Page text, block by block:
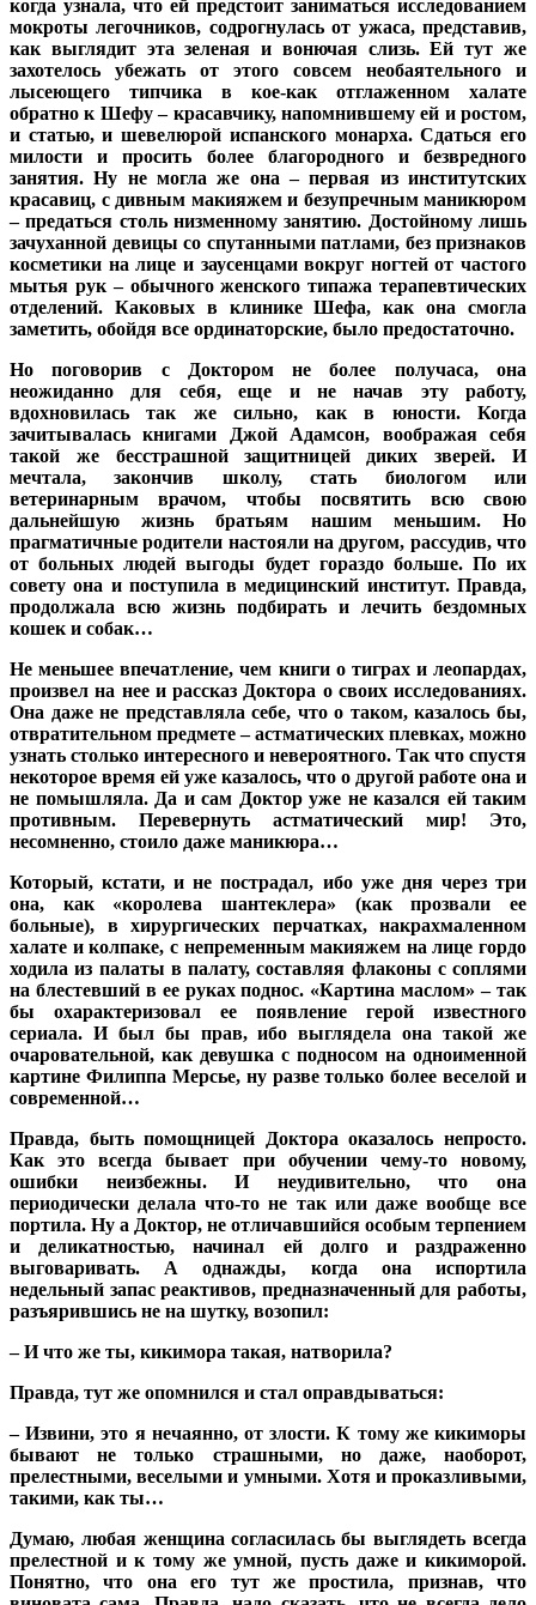
когда узнала, что ей предстоит заниматься исследованием
мокроты легочников, содрогнулась от ужаса, представив,
как выглядит эта зеленая и вонючая слизь. Ей тут же
захотелось убежать от этого совсем необаятельного и
лысеющего типчика в кое-как отглаженном халате
обратно к Шефу – красавчику, напомнившему ей и ростом,
и статью, и шевелюрой испанского монарха. Сдаться его
милости и просить более благородного и безвредного
занятия. Ну не могла же она – первая из институтских
красавиц, с дивным макияжем и безупречным маникюром
– предаться столь низменному занятию. Достойному лишь
зачуханной девицы со спутанными патлами, без признаков
косметики на лице и заусенцами вокруг ногтей от частого
мытья рук – обычного женского типажа терапевтических
отделений. Каковых в клинике Шефа, как она смогла
заметить, обойдя все ординаторские, было предостаточно.
Но поговорив с Доктором не более получаса, она
неожиданно для себя, еще и не начав эту работу,
вдохновилась так же сильно, как в юности. Когда
зачитывалась книгами Джой Адамсон, воображая себя
такой же бесстрашной защитницей диких зверей. И
мечтала, закончив школу, стать биологом или
ветеринарным врачом, чтобы посвятить всю свою
дальнейшую жизнь братьям нашим меньшим. Но
прагматичные родители настояли на другом, рассудив, что
от больных людей выгоды будет гораздо больше. По их
совету она и поступила в медицинский институт. Правда,
продолжала всю жизнь подбирать и лечить бездомных
кошек и собак…
Не меньшее впечатление, чем книги о тиграх и леопардах,
произвел на нее и рассказ Доктора о своих исследованиях.
Она даже не представляла себе, что о таком, казалось бы,
отвратительном предмете – астматических плевках, можно
узнать столько интересного и невероятного. Так что спустя
некоторое время ей уже казалось, что о другой работе она и
не помышляла. Да и сам Доктор уже не казался ей таким
противным. Перевернуть астматический мир! Это,
несомненно, стоило даже маникюра…
Который, кстати, и не пострадал, ибо уже дня через три
она, как «королева шантеклера» (как прозвали ее
больные), в хирургических перчатках, накрахмаленном
халате и колпаке, с непременным макияжем на лице гордо
ходила из палаты в палату, составляя флаконы с соплями
на блестевший в ее руках поднос. «Картина маслом» – так
бы охарактеризовал ее появление герой известного
сериала. И был бы прав, ибо выглядела она такой же
очаровательной, как девушка с подносом на одноименной
картине Филиппа Мерсье, ну разве только более веселой и
современной…
Правда, быть помощницей Доктора оказалось непросто.
Как это всегда бывает при обучении чему-то новому,
ошибки неизбежны. И неудивительно, что она
периодически делала что-то не так или даже вообще все
портила. Ну а Доктор, не отличавшийся особым терпением
и деликатностью, начинал ей долго и раздраженно
выговаривать. А однажды, когда она испортила
недельный запас реактивов, предназначенный для работы,
разъярившись не на шутку, возопил:
– И что же ты, кикимора такая, натворила?
Правда, тут же опомнился и стал оправдываться:
– Извини, это я нечаянно, от злости. К тому же кикиморы
бывают не только страшными, но даже, наоборот,
прелестными, веселыми и умными. Хотя и проказливыми,
такими, как ты…
Думаю, любая женщина согласилась бы выглядеть всегда
прелестной и к тому же умной, пусть даже и кикиморой.
Понятно, что она его тут же простила, признав, что